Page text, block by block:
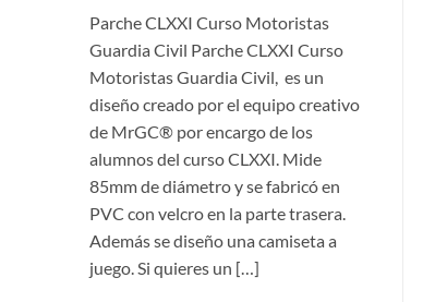
Parche CLXXI Curso Motoristas
Guardia Civil Parche CLXXI Curso
Motoristas Guardia Civil, es un
diseño creado por el equipo creativo
de MrGC® por encargo de los
alumnos del curso CLXXI. Mide
85mm de diámetro y se fabricó en
PVC con velcro en la parte trasera.
Además se diseño una camiseta a
juego. Si quieres un […]